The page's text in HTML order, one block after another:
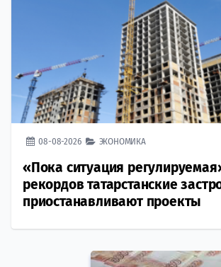
08-08-2026 ЭКОНОМИКА
«Пока ситуация
рекордов татарстанские
приостанавливают проекты